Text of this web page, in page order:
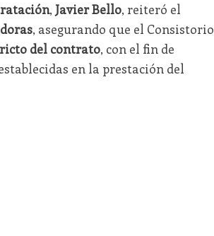
, Javier Bello, reiteró el
, asegurando que el Consistorio
del contrato, con el fin de
en la prestación del